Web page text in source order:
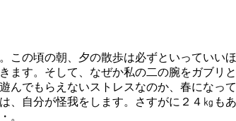
の頃の朝、夕の散歩は必ずといっていい
す。そして、なぜか私の二の腕をガブリ
でもらえないストレスなのか、春になっ
自分が怪我をします。さすがに２４㎏も
。